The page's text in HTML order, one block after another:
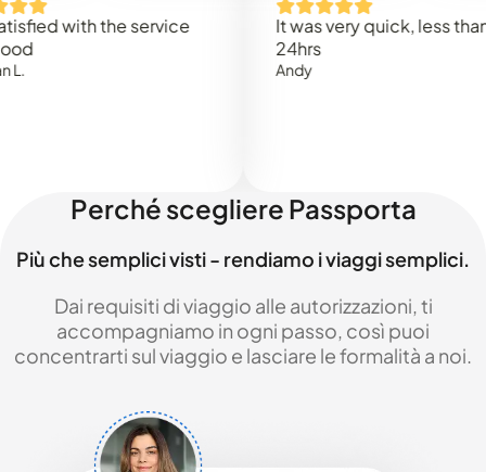
with the service
It was very quick, less than
24hrs
Perché scegliere Passporta
Più che semplici visti - rendiamo i viaggi semplici.
Dai requisiti di viaggio alle autorizzazioni, ti
accompagniamo in ogni passo, così puoi
concentrarti sul viaggio e lasciare le formalità a noi.